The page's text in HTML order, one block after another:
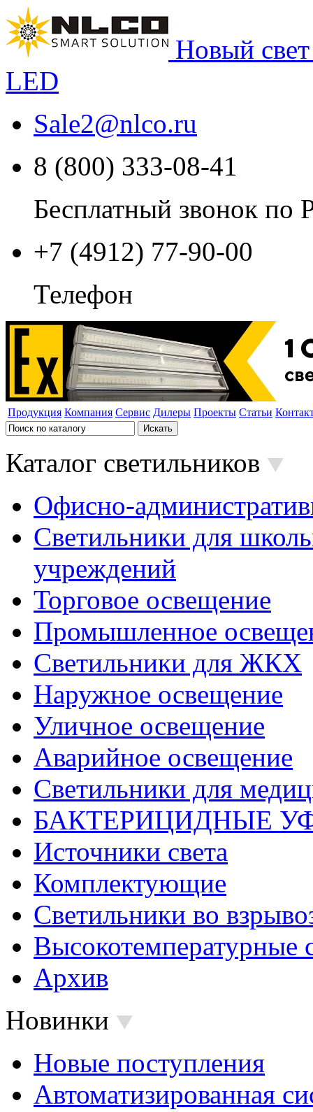
Новый
LED
Sale2@nlco.ru
8 (800) 333-08-41
Бесплатный звонок по
+7 (4912) 77-90-00
Телефон
Продукция Компания Сервис Дилеры Проекты Статьи
Каталог светильников
Офисно-
Светильники для
учреждений
Торговое освещение
Промышленное
Светильники для ЖКХ
Наружное освещение
Уличное освещение
Аварийное освещение
Светильники для
БАКТЕРИЦИДНЫЕ
Источники света
Комплектующие
Светильники во
Высокотемпературные
Архив
Новинки
Новые поступления
Автоматизированная